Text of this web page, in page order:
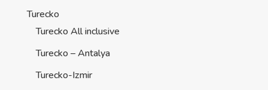
Turecko
Turecko All inclusive
Turecko – Antalya
Turecko-Izmir